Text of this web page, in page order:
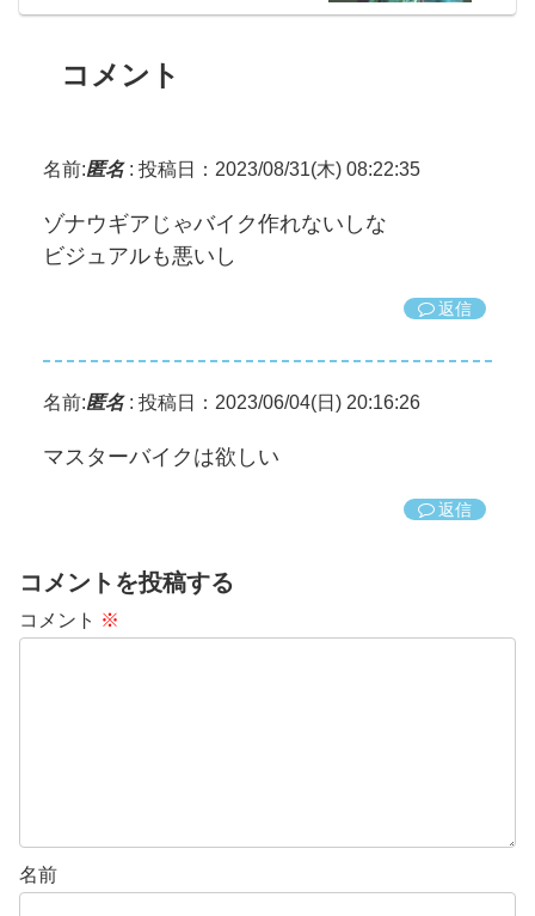
コメント
名前:匿名: 投稿日：2023/08/31(木) 08:22:35
ゾナウギアじゃバイク作れないしな
ビジュアルも悪いし
返信
名前:匿名: 投稿日：2023/06/04(日) 20:16:26
マスターバイクは欲しい
返信
コメントを投稿する
コメント ※
名前